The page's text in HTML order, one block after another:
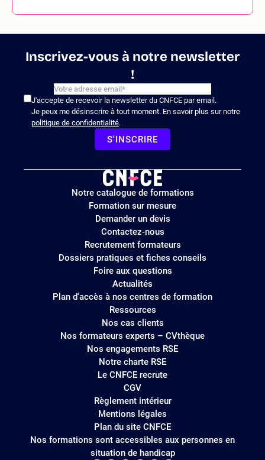
Inscrivez-vous à notre newsletter
!
J'accepte de recevoir la newsletter du CNFCE par email.
Je peux me désinscrire à tout moment. En savoir plus sur notre
politique de confidentialité.
S'INSCRIRE
Logo
site
Notre catalogue de formations
Formation sur mesure
Demander un devis
Contactez-nous
Recrutement formateurs
Dossiers pratiques et fiches conseils
Foire aux questions
Actualités
Plan d'accès à nos centres de formation
Ressources
Nos cas clients
Nos formateurs experts – CVthèque
Nos engagements RSE
Notre charte RSE
Le CNFCE recrute
CGV
Règlement intérieur
Mentions légales
Plan du site CNFCE
Nos formations sont accessibles aux personnes en
situation de handicap